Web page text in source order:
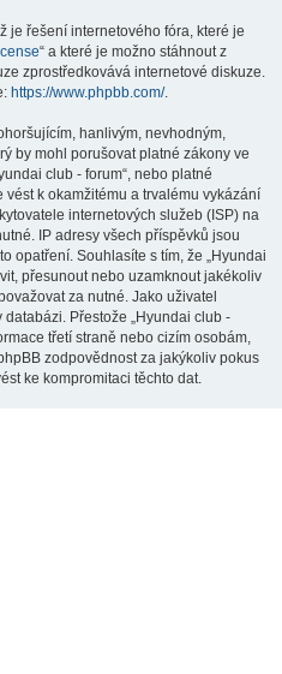
je řešení internetového fóra, které je
“ a které je možno stáhnout z
zprostředkovává internetové diskuze.
https://www.phpbb.com/.
hanlivým, nevhodným,
by mohl porušovat platné zákony ve
club - forum“, nebo platné
k okamžitému a trvalému vykázání
internetových služeb (ISP) na
IP adresy všech příspěvků jsou
opatření. Souhlasíte s tím, že „Hyundai
přesunout nebo uzamknout jakékoliv
za nutné. Jako uživatel
Přestože „Hyundai club -
třetí straně nebo cizím osobám,
zodpovědnost za jakýkoliv pokus
ke kompromitaci těchto dat.